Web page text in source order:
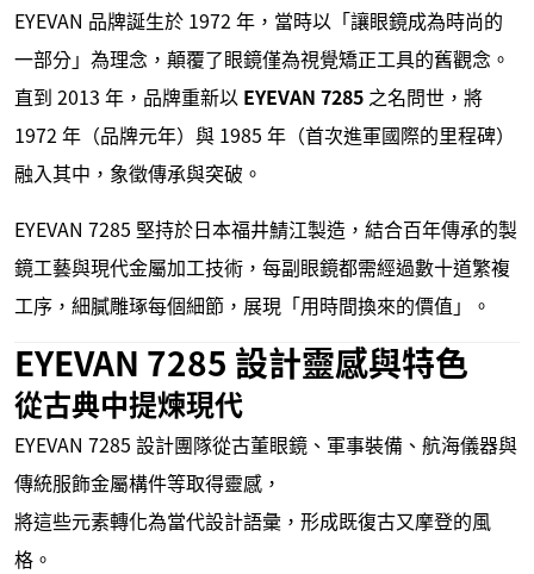
EYEVAN 品牌誕生於 1972 年，當時以「讓眼鏡成為時尚的
一部分」為理念，顛覆了眼鏡僅為視覺矯正工具的舊觀念。
直到 2013 年，品牌重新以 EYEVAN 7285 之名問世，將
1972 年（品牌元年）與 1985 年（首次進軍國際的里程碑）
融入其中，象徵傳承與突破。
EYEVAN 7285 堅持於日本福井鯖江製造，結合百年傳承的製
鏡工藝與現代金屬加工技術，每副眼鏡都需經過數十道繁複
工序，細膩雕琢每個細節，展現「用時間換來的價值」。
EYEVAN 7285 設計靈感與特色
從古典中提煉現代
EYEVAN 7285 設計團隊從古董眼鏡、軍事裝備、航海儀器與
傳統服飾金屬構件等取得靈感，
將這些元素轉化為當代設計語彙，形成既復古又摩登的風
格。